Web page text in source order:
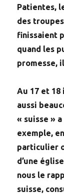
Patientes,
des
finissaient
quand les
promesse,
Au 17 et
aussi
« suisse »
exemple,
particulier
d’une
nous le
suisse,